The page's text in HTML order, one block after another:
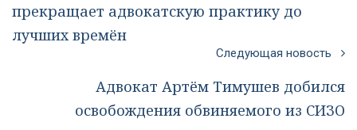
прекращает адвокатскую практику до
лучших времён
Следующая новость
Адвокат Артём Тимушев добился
освобождения обвиняемого из СИЗО